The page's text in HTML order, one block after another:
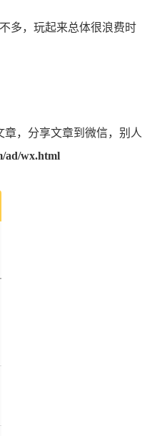
多，玩起来总体很浪费时
，分享文章到微信，别
ad/wx.html